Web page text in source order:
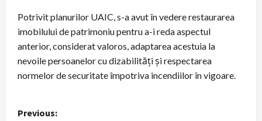
Potrivit planurilor UAIC, s-a avut în vedere restaurarea
imobilului de patrimoniu pentru a-i reda aspectul
anterior, considerat valoros, adaptarea acestuia la
nevoile persoanelor cu dizabilități și respectarea
normelor de securitate împotriva incendiilor în vigoare.
P
Previous: